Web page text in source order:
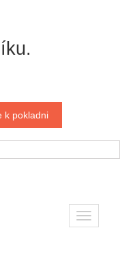
k pokladni
Toggle